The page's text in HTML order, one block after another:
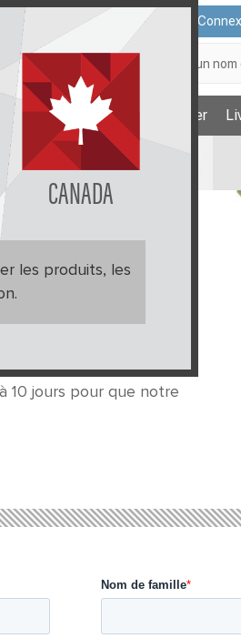
CANADA
les produits, les
Nous contacter
Recherche
Nous trouver
toutes les informations
questions, nous vous
10 jours pour que notre